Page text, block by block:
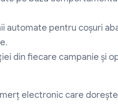
automate pentru coșuri
din fiecare campanie și
electronic care